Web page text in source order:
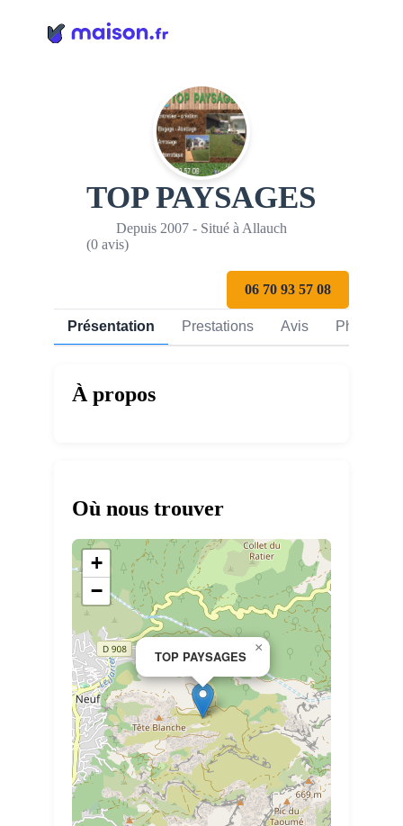
TOP PAYSAGES
Depuis 2007 - Situé à Allauch
(0 avis)
06 70 93 57 08
Présentation Prestations Avis Photos
À propos
Où nous trouver
TOP PAYSAGES
×
+
−